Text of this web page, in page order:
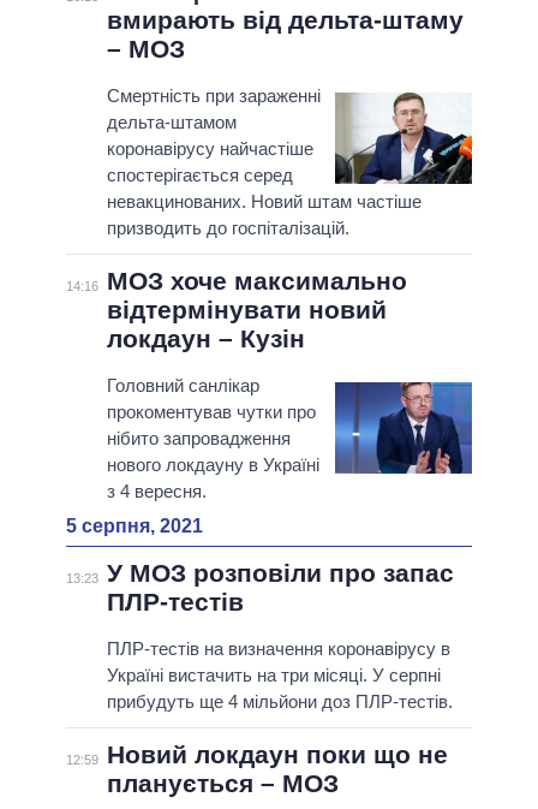
вмирають від дельта-штаму
– МОЗ
Смертність при зараженні
дельта-штамом
коронавірусу найчастіше
спостерігається серед
невакцинованих. Новий штам частіше
призводить до госпіталізацій.
14:16
МОЗ хоче максимально
відтермінувати новий
локдаун – Кузін
Головний санлікар
прокоментував чутки про
нібито запровадження
нового локдауну в Україні
з 4 вересня.
5 серпня, 2021
13:23 У МОЗ розповіли про запас
ПЛР-тестів
ПЛР-тестів на визначення коронавірусу в
Україні вистачить на три місяці. У серпні
прибудуть ще 4 мільйони доз ПЛР-тестів.
12:59
Новий локдаун поки що не
планується – МОЗ